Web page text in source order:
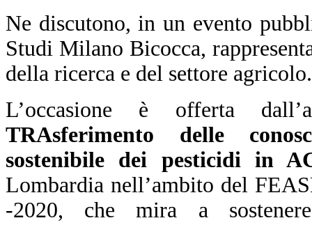
Ne discutono, in un evento
Studi Milano Bicocca,
della ricerca e del settore agricolo.
L’occasione è offerta
TRAsferimento delle
sostenibile dei pesticidi in
Lombardia nell’ambito del
-2020, che mira a